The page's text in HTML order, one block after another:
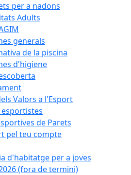
per a nadons
Adults
generals
de la piscina
d'higiene
Valors a l'Esport
esportistes
de Parets
pel teu compte
d'habitatge per a joves
2026 (fora de termini)